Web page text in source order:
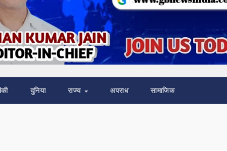
दुनिया राज्य अपराध सामाजिक